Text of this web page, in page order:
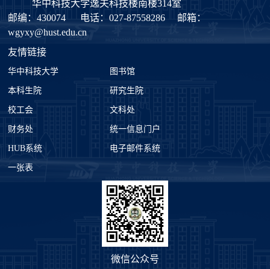
华中科技大学逸夫科技楼南楼314室
邮编：430074
电话：027-87558286
邮箱：
wgyxy@hust.edu.cn
友情链接
华中科技大学 图书馆
本科生院 研究生院
校工会 文科处
财务处 统一信息门户
HUB系统 电子邮件系统
一张表
微信公众号